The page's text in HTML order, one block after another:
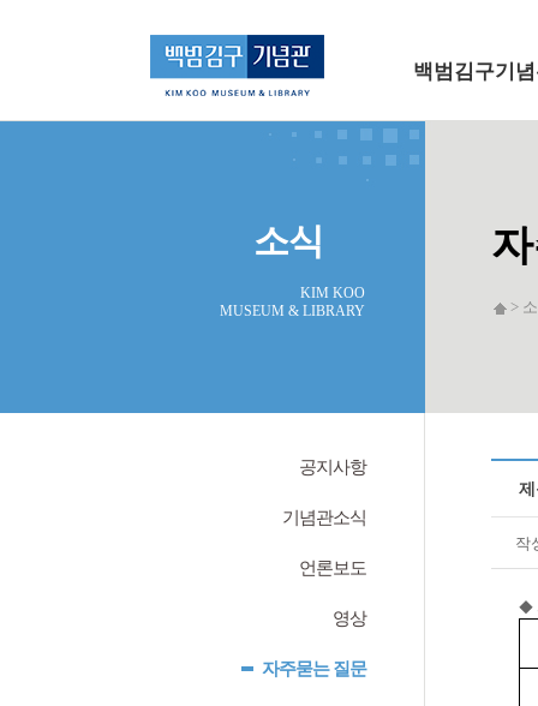
백범김구기
소식
KIM KOO
MUSEUM & LIBRARY
>
공지사항
기념관소식
언론보도
영상
자주묻는 질문
작
◆